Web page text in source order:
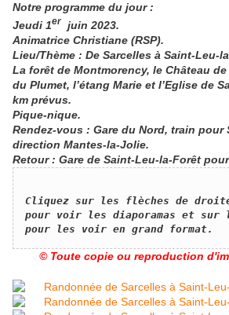
Notre programme du jour :
Jeudi 1er
juin 2023.
Animatrice Christiane (RSP).
Lieu/Thème : De Sarcelles à Saint-Leu-
La forêt de Montmorency, le Château
du Plumet, l’étang Marie et l’Eglise de
km prévus.
Pique-nique.
Rendez-vous : Gare du Nord, train pour
direction Mantes-la-Jolie.
Retour : Gare de Saint-Leu-la-Forêt
​Cliquez sur les flèches de droite
pour voir les diaporamas et sur
pour les voir en grand format.
© Toute copie ou reproduction